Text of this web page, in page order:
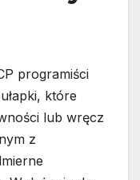
programiści
które
lub wręcz
z